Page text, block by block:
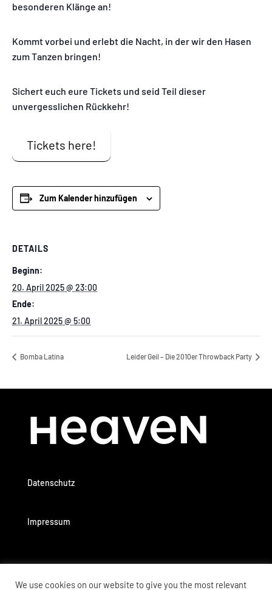
besonderen Klänge an!
Kommt vorbei und erlebt die Nacht, in der wir den Hasen
zum Tanzen bringen!
Sichert euch eure Tickets und seid Teil dieser
unvergesslichen Rückkehr!
Tickets here!
Zum Kalender hinzufügen
DETAILS
Beginn:
20. April 2025 @ 23:00
Ende:
21. April 2025 @ 5:00
Bomba Latina Leider Geil – Die 2010er Throwback Party
Datenschutz
Impressum
We use cookies on our website to give you the most relevant